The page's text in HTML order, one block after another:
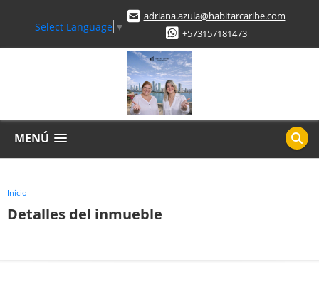
Select Language ▼
adriana.azula@habitarcaribe.com
+573157181473
MENÚ
Inicio
Detalles del inmueble